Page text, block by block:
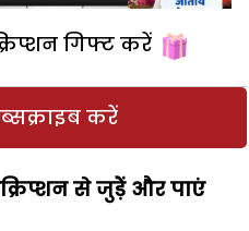
गिफ्ट करें
करें
से जुड़ेें और पाएं